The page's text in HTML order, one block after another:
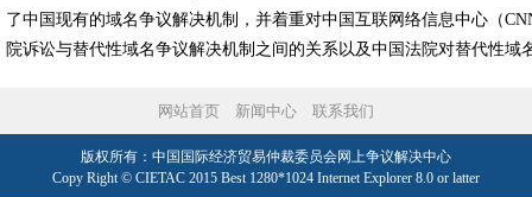
了中国现有的域名争议解决机制，并着重对中国互联网络信息中心（
院诉讼与替代性域名争议解决机制之间的关系以及中国法院对替代性
网站首页 新闻中心 联系我们
版权所有：中国国际经济贸易仲裁委员会网上争议解决中心
Copy Right © CIETAC 2015 Best 1280*1024 Internet Explorer 8.0 or latter